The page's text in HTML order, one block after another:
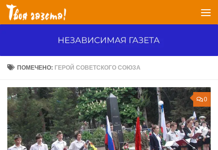
Перейти к содержимому
ПОМЕЧЕНО: ГЕРОЙ СОВЕТСКОГО СОЮЗА
0